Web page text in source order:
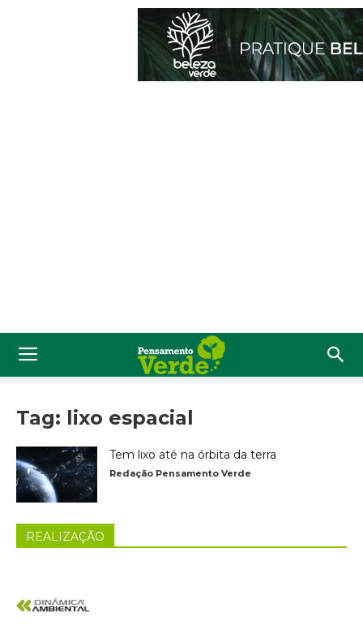
Tag: lixo espacial
Tem lixo até na órbita da terra
Redação Pensamento Verde
REALIZAÇÃO